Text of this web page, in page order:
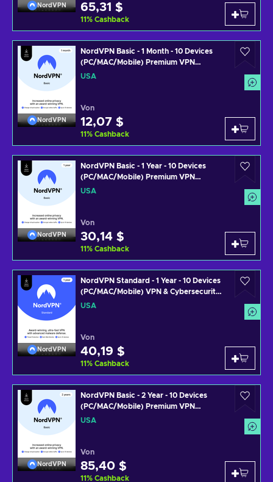
NordVPN 65,31 $
11% Cashback
NordVPN
NordVPN Basic - 1 Month - 10 Devices
(PC/MAC/Mobile) Premium VPN
Software Subscription Key UNITED
USA
Von
12,07 $
11% Cashback
NordVPN
NordVPN Basic - 1 Year - 10 Devices
(PC/MAC/Mobile) Premium VPN
Software Subscription Key UNITED
USA
Von
30,14 $
11% Cashback
NordVPN
NordVPN Standard - 1 Year - 10 Devices
(PC/MAC/Mobile) VPN & Cybersecurity
Software Subscription Key UNITED
USA
Von
40,19 $
11% Cashback
NordVPN
NordVPN Basic - 2 Year - 10 Devices
(PC/MAC/Mobile) Premium VPN
Software Subscription Key UNITED
USA
Von
85,40 $
11% Cashback